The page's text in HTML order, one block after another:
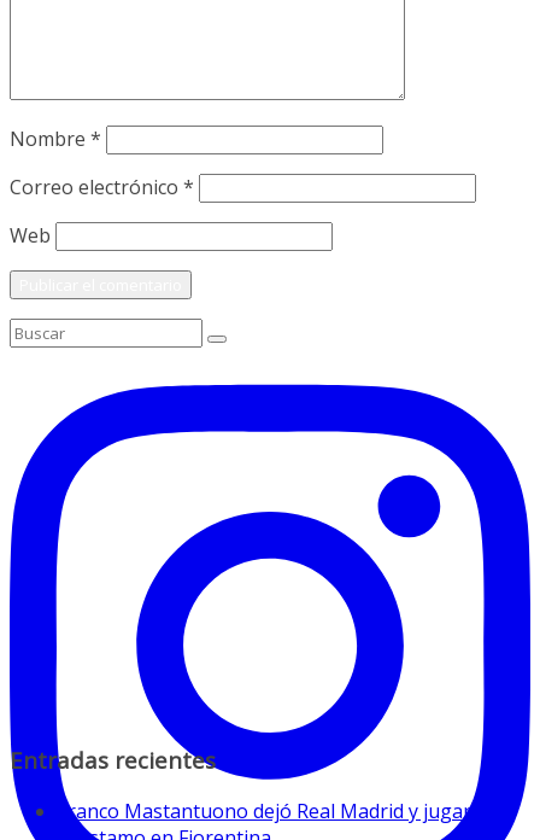
Nombre *
Correo electrónico *
Web
Entradas recientes
Franco Mastantuono dejó Real Madrid y jugará a